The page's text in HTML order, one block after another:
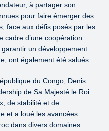
à partager son
pour faire émerger des
face aux défis posés par les
cadre d’une coopération
un développement
ont également été salués.
du Congo, Denis
de Sa Majesté le Roi
de stabilité et de
et a loué les avancées
dans divers domaines.